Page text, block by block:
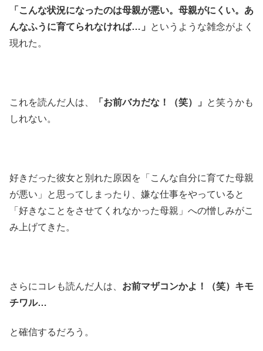
「こんな状況になったのは母親が悪い。母親がにくい。あ
んなふうに育てられなければ…」
というような雑念がよく
現れた。
これを読んだ人は、 「お前バカだな！（笑）」
と笑うかも
しれない。
好きだった彼女と別れた原因を「こんな自分に育てた母親
が悪い」と思ってしまったり、嫌な仕事をやっていると
「好きなことをさせてくれなかった母親」への憎しみがこ
み上げてきた。
さらにコレも読んだ人は、 お前マザコンかよ！（笑）キモ
チワル…
と確信するだろう。